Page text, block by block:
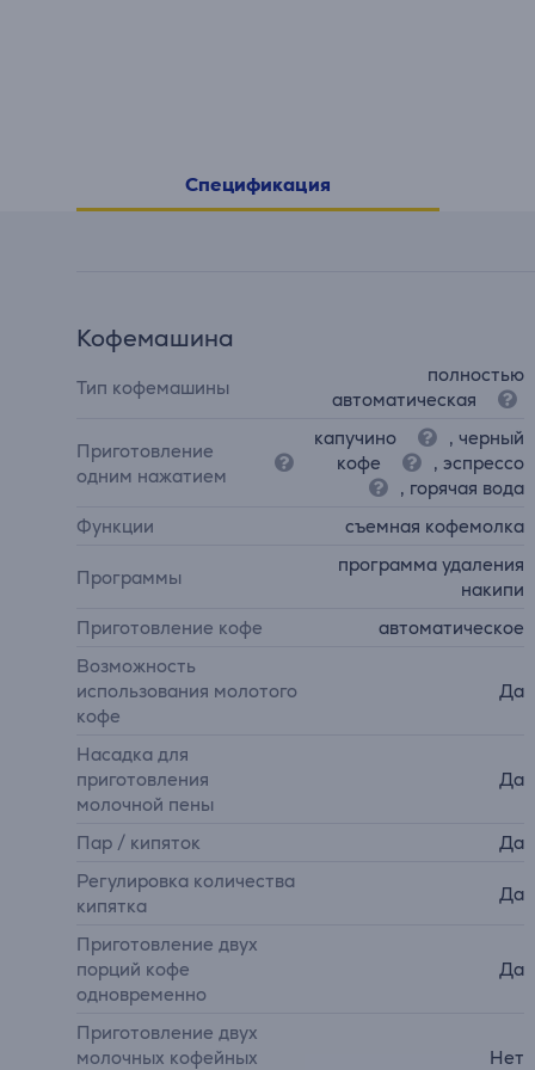
Спецификация
Кофемашина
Тип кофемашины
полностью
автоматическая
Приготовление
одним нажатием
капучино
, черный
кофе
, эспрессо
, горячая вода
Функции
съемная кофемолка
Программы
программа удаления
накипи
Приготовление кофе
автоматическое
Возможность
использования молотого
кофе
Да
Насадка для
приготовления
молочной пены
Да
Пар / кипяток
Да
Регулировка количества
кипятка
Да
Приготовление двух
порций кофе
одновременно
Да
Приготовление двух
молочных кофейных
Нет